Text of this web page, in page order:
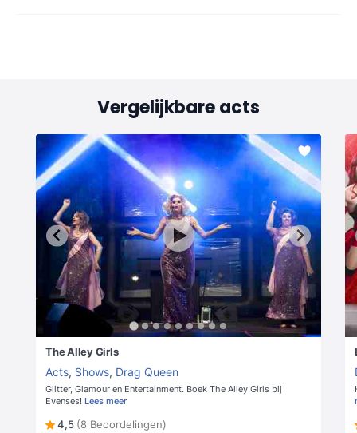
Vergelijkbare acts
The Alley Girls
Acts, Shows, Drag Queen
Glitter, Glamour en Entertainment. Boek The Alley Girls bij
Evenses! Lees meer
4,5 (8 Beoordelingen)